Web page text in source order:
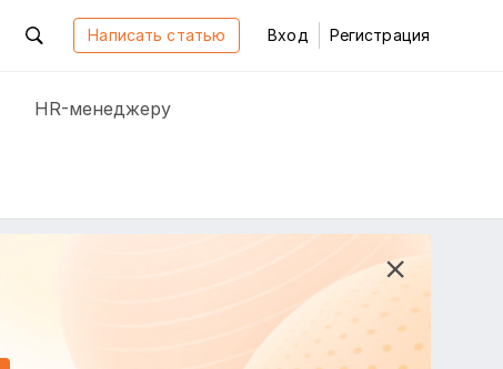
Написать статью Вход Регистрация
HR-менеджеру